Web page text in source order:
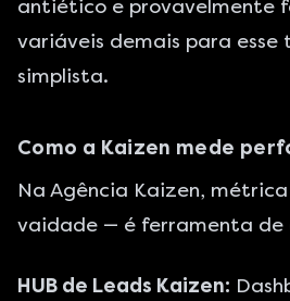
antiético e provavelmente
variáveis demais para
simplista.
Como a Kaizen mede
Na Agência Kaizen,
vaidade — é ferramenta de
HUB de Leads Kaizen: